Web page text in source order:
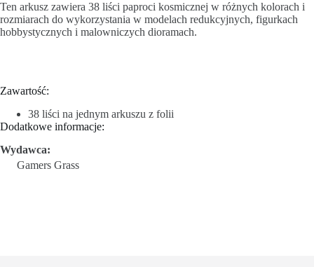
Ten arkusz zawiera 38 liści paproci kosmicznej w różnych kolorach i
rozmiarach do wykorzystania w modelach redukcyjnych, figurkach
hobbystycznych i malowniczych dioramach.
Zawartość:
38 liści na jednym arkuszu z folii
Dodatkowe informacje:
Wydawca:
Gamers Grass